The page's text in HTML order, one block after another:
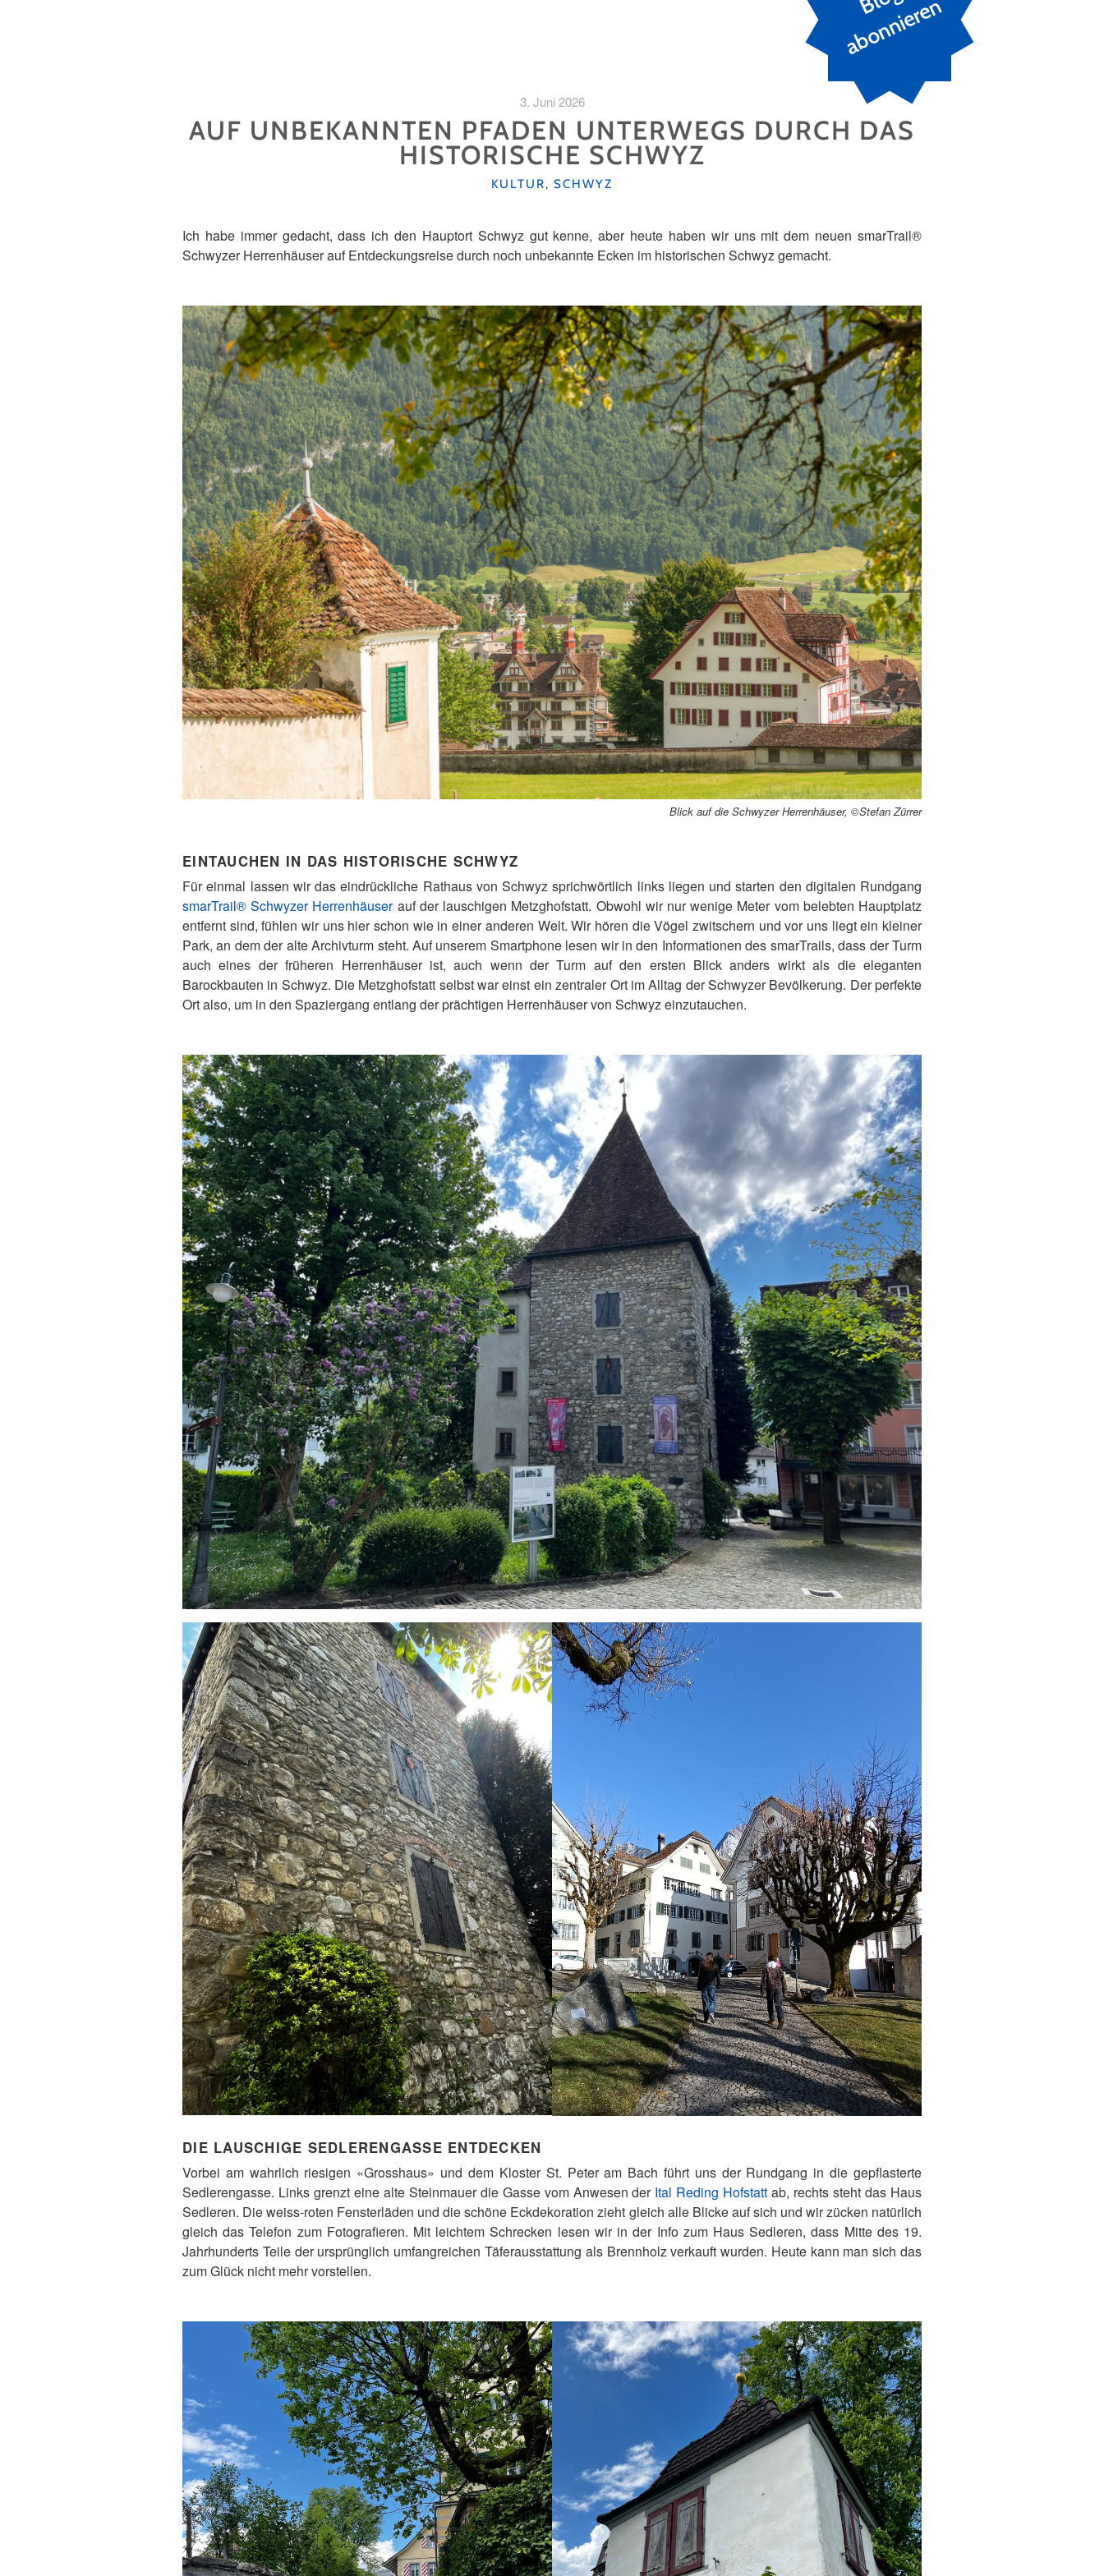
n
3. Juni 2026
AUF UNBEKANNTEN PFADEN UNTERWEGS DURCH DAS
HISTORISCHE SCHWYZ
KATEGORIEN
KULTUR, SCHWYZ
Ich habe immer gedacht, dass ich den Hauptort Schwyz gut kenne, aber heute haben wir uns mit dem neuen smarTrail®
Schwyzer Herrenhäuser auf Entdeckungsreise durch noch unbekannte Ecken im historischen Schwyz gemacht.
Blick auf die Schwyzer Herrenhäuser, ©Stefan Zürrer
EINTAUCHEN IN DAS HISTORISCHE SCHWYZ
Für einmal lassen wir das eindrückliche Rathaus von Schwyz sprichwörtlich links liegen und starten den digitalen Rundgang
smarTrail® Schwyzer Herrenhäuserauf der lauschigen Metzghofstatt. Obwohl wir nur wenige Meter vom belebten Hauptplatz
entfernt sind, fühlen wir uns hier schon wie in einer anderen Welt. Wir hören die Vögel zwitschern und vor uns liegt ein kleiner
Park, an dem der alte Archivturm steht. Auf unserem Smartphone lesen wir in den Informationen des smarTrails, dass der Turm
auch eines der früheren Herrenhäuser ist, auch wenn der Turm auf den ersten Blick anders wirkt als die eleganten
Barockbauten in Schwyz. Die Metzghofstatt selbst war einst ein zentraler Ort im Alltag der Schwyzer Bevölkerung. Der perfekte
Ort also, um in den Spaziergang entlang der prächtigen Herrenhäuser von Schwyz einzutauchen.
DIE LAUSCHIGE SEDLERENGASSE ENTDECKEN
Vorbei am wahrlich riesigen «Grosshaus» und dem Kloster St. Peter am Bach führt uns der Rundgang in die gepflasterte
Sedlerengasse. Links grenzt eine alte Steinmauer die Gasse vom Anwesen der Ital Reding Hofstatt ab, rechts steht das Haus
Sedleren. Die weiss-roten Fensterläden und die schöne Eckdekoration zieht gleich alle Blicke auf sich und wir zücken natürlich
gleich das Telefon zum Fotografieren. Mit leichtem Schrecken lesen wir in der Info zum Haus Sedleren, dass Mitte des 19.
Jahrhunderts Teile der ursprünglich umfangreichen Täferausstattung als Brennholz verkauft wurden. Heute kann man sich das
zum Glück nicht mehr vorstellen.